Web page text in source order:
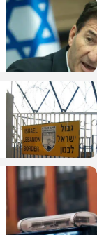
חדשות
חדשות